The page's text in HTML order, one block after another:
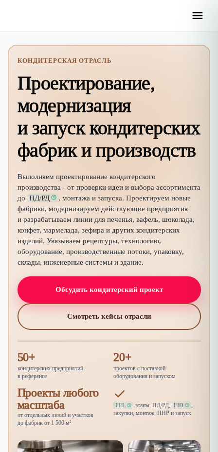
КОНДИТЕРСКАЯ ОТРАСЛЬ
Проектирование,
модернизация
и запуск кондитерских
фабрик и производств
Выполняем проектирование кондитерского
производства - от проверки идеи и выбора ассортимента
до ПД/РД
, монтажа и запуска. Проектируем новые
фабрики, модернизируем действующие предприятия
и разрабатываем линии для печенья, вафель, шоколада,
конфет, мармелада, зефира и других кондитерских
изделий. Увязываем рецептуры, технологию,
оборудование, производственные потоки, упаковку,
склады, инженерные системы и здание.
Обсудить кондитерский проект
Смотреть кейсы отрасли
50+
кондитерских предприятий
в референсе
20+
проектов с поставкой
оборудования и запуском
Проекты любого
масштаба
от отдельных линий и участков
до фабрик от 1 500 м²
FEL -этапы, ПД/РД, FID
,
закупки, монтаж, ПНР и запуск